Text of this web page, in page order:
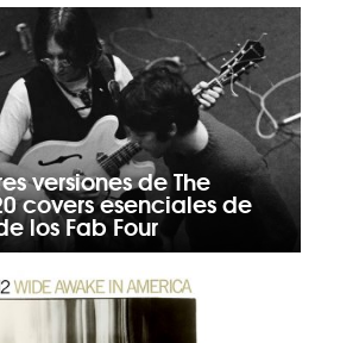
versiones de The
covers esenciales de
los Fab Four